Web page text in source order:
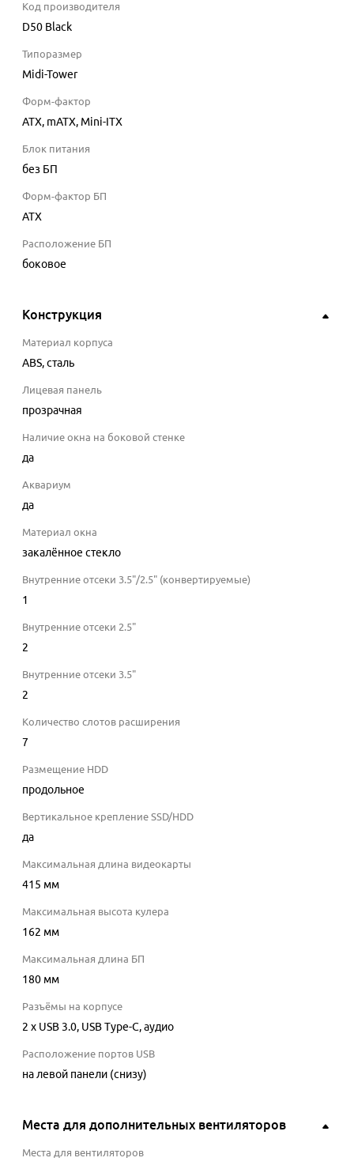
Код производителя
D50 Black
Типоразмер
Midi-Tower
Форм-фактор
ATX, mATX, Mini-ITX
Блок питания
без БП
Форм-фактор БП
ATX
Расположение БП
боковое
Конструкция
Материал корпуса
ABS, сталь
Лицевая панель
прозрачная
Наличие окна на боковой стенке
да
Аквариум
да
Материал окна
закалённое стекло
Внутренние отсеки 3.5"/2.5" (конвертируемые)
1
Внутренние отсеки 2.5"
2
Внутренние отсеки 3.5"
2
Количество слотов расширения
7
Размещение HDD
продольное
Вертикальное крепление SSD/HDD
да
Максимальная длина видеокарты
415 мм
Максимальная высота кулера
162 мм
Максимальная длина БП
180 мм
Разъёмы на корпусе
2 x USB 3.0, USB Type-C, аудио
Расположение портов USB
на левой панели (снизу)
Места для дополнительных вентиляторов
Места для вентиляторов